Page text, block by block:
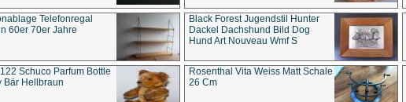
Telefonregal
60er 70er Jahre
Black Forest Jugendstil Hunter
Dackel Dachshund Bild Dog
Hund Art Nouveau Wmf S
Schuco Parfum Bottle
Bär Hellbraun
Rosenthal Vita Weiss Matt Schale
26 Cm